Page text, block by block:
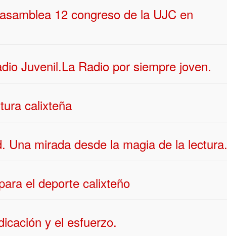
12 congreso de la UJC en
Juvenil.La Radio por siempre joven.
calixteña
Una mirada desde la magia de la lectura.
el deporte calixteño
y el esfuerzo.